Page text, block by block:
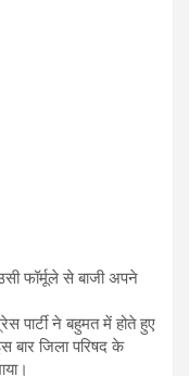
फॉर्मूले से बाजी अपने
पार्टी ने बहुमत में होते हुए
बार जिला परिषद के